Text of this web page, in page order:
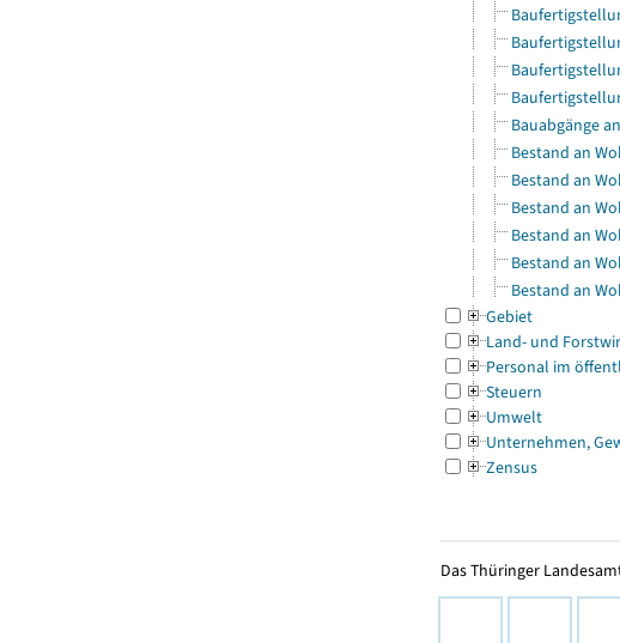
Bauabgänge
Bestand an
Bestand an
Bestand an
Bestand an
Bestand an
Bestand an
Gebiet
Land- und
Personal im
Steuern
Umwelt
Unternehmen,
Zensus
Das Thüringer